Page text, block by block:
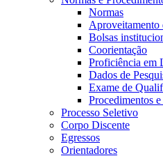
Normas
Aproveitamento
Bolsas
Coorientação
Proficiência em
Dados de
Exame de
Procedimentos
Processo Seletivo
Corpo Discente
Egressos
Orientadores